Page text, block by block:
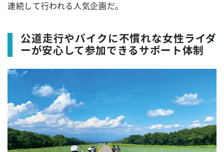
連続して行われる人気企画だ。
公道走行やバイクに不慣れな女性ライダ
ーが安心して参加できるサポート体制